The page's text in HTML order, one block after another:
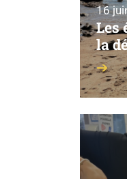
16
Les
la